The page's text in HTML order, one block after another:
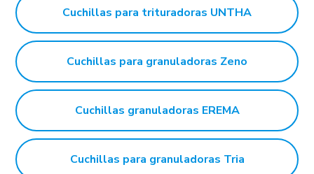
Cuchillas para trituradoras UNTHA
Cuchillas para granuladoras Zeno
Cuchillas granuladoras EREMA
Cuchillas para granuladoras Tria